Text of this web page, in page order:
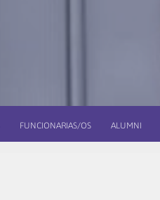
FUNCIONARIAS/OS ALUMNI